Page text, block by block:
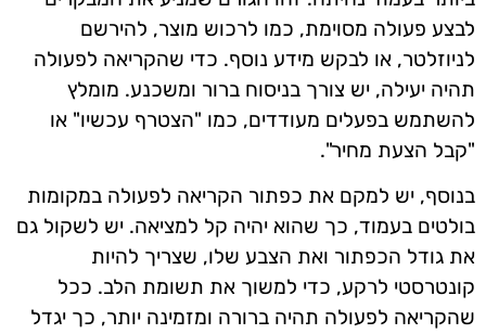
לבצע פעולה מסוימת, כמו לרכוש מוצר, להירשם
לניוזלטר, או לבקש מידע נוסף. כדי שהקריאה לפעולה
תהיה יעילה, יש צורך בניסוח ברור ומשכנע. מומלץ
להשתמש בפעלים מעודדים, כמו "הצטרף עכשיו" או
"קבל הצעת מחיר".
בנוסף, יש למקם את כפתור הקריאה לפעולה במקומות
בולטים בעמוד, כך שהוא יהיה קל למציאה. יש לשקול גם
את גודל הכפתור ואת הצבע שלו, שצריך להיות
קונטרסטי לרקע, כדי למשוך את תשומת הלב. ככל
שהקריאה לפעולה תהיה ברורה ומזמינה יותר, כך יגדל